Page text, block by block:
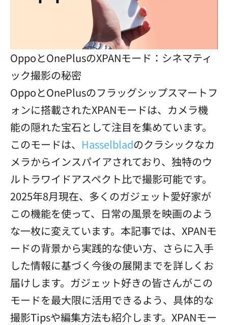
OppoとOnePlusのXPANモード：シネマティ
ック撮影の秘密
OppoとOnePlusのフラッグシップスマートフ
ォンに搭載されたXPANモードは、カメラ機
能の隠れた宝石として注目を集めています。
このモードは、 Hasselbladのクラシックなカ
メラからインスパイアされており、独特のウ
ルトラワイドアスペクト比で撮影可能です。
2025年8月現在、多くのガジェット愛好家が
この機能を使って、日常の風景を映画のよう
な一枚に変えています。本記事では、XPANモ
ードの背景から実践的な使い方、さらに入手
した情報に基づく今後の展開までを詳しくお
届けします。ガジェット好きの皆さんがこの
モードを最大限に活用できるよう、具体的な
撮影Tipsや編集方法も紹介します。XPANモー